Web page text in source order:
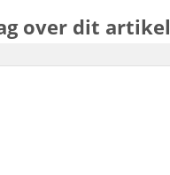
over dit artikel